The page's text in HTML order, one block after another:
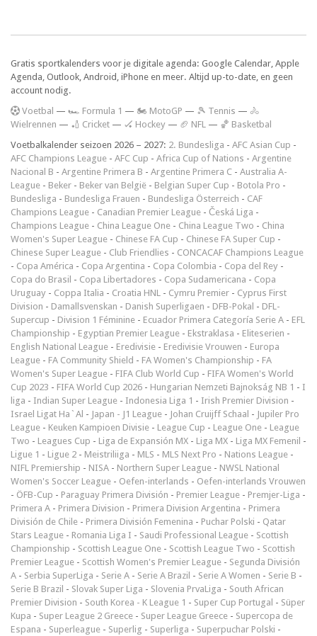
Gratis sportkalenders voor je digitale agenda: Google Calendar, Apple
Agenda, Outlook, Android, iPhone en meer. Altijd up-to-date, en geen
account nodig.
Voetbal — 🏎️ Formula 1 — 🏍 MotoGP — 🎾 Tennis — 🚴
Wielrennen — 🏏 Cricket — 🏑 Hockey — 🏈 NFL — 🏀 Basketbal
Voetbalkalender seizoen 2026 – 2027: 2. Bundesliga - AFC Asian Cup -
AFC Champions League - AFC Cup - Africa Cup of Nations - Argentine
Nacional B - Argentine Primera B - Argentine Primera C - Australia A-
League - Beker - Beker van België - Belgian Super Cup - Botola Pro -
Bundesliga - Bundesliga Frauen - Bundesliga Österreich - CAF
Champions League - Canadian Premier League - Česká Liga -
Champions League - China League One - China League Two - China
Women's Super League - Chinese FA Cup - Chinese FA Super Cup -
Chinese Super League - Club Friendlies - CONCACAF Champions League
- Copa América - Copa Argentina - Copa Colombia - Copa del Rey -
Copa do Brasil - Copa Libertadores - Copa Sudamericana - Copa
Uruguay - Coppa Italia - Croatia HNL - Cymru Premier - Cyprus First
Division - Damallsvenskan - Danish Superligaen - DFB-Pokal - DFL-
Supercup - Division 1 Féminine - Ecuador Primera Categoría Serie A - EFL
Championship - Egyptian Premier League - Ekstraklasa - Eliteserien -
English National League - Eredivisie - Eredivisie Vrouwen - Europa
League - FA Community Shield - FA Women's Championship - FA
Women's Super League - FIFA Club World Cup - FIFA Women's World
Cup 2023 - FIFA World Cup 2026 - Hungarian Nemzeti Bajnokság NB 1 - I
liga - Indian Super League - Indonesia Liga 1 - Irish Premier Division -
Israel Ligat Ha`Al - Japan - J1 League - Johan Cruijff Schaal - Jupiler Pro
League - Keuken Kampioen Divisie - League Cup - League One - League
Two - Leagues Cup - Liga de Expansión MX - Liga MX - Liga MX Femenil -
Ligue 1 - Ligue 2 - Meistriliiga - MLS - MLS Next Pro - Nations League -
NIFL Premiership - NISA - Northern Super League - NWSL National
Women's Soccer League - Oefen-interlands - Oefen-interlands Vrouwen
- ÖFB-Cup - Paraguay Primera División - Premier League - Premjer-Liga -
Primera A - Primera Division - Primera Division Argentina - Primera
División de Chile - Primera División Femenina - Puchar Polski - Qatar
Stars League - Romania Liga I - Saudi Professional League - Scottish
Championship - Scottish League One - Scottish League Two - Scottish
Premier League - Scottish Women's Premier League - Segunda División
A - Serbia SuperLiga - Serie A - Serie A Brazil - Serie A Women - Serie B -
Serie B Brazil - Slovak Super Liga - Slovenia PrvaLiga - South African
Premier Division - South Korea - K League 1 - Super Cup Portugal - Süper
Kupa - Super League 2 Greece - Super League Greece - Supercopa de
Espana - Superleague - Superlig - Superliga - Superpuchar Polski -